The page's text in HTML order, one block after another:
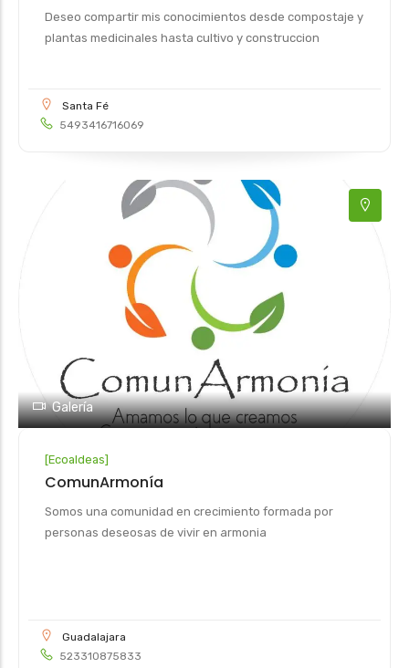
Deseo compartir mis conocimientos desde compostaje y
plantas medicinales hasta cultivo y construccion
Santa Fé
5493416716069
Galería
[Ecoaldeas]
ComunArmonía
Somos una comunidad en crecimiento formada por
personas deseosas de vivir en armonia
Guadalajara
523310875833